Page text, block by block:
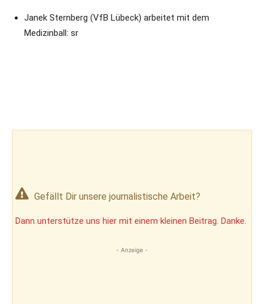
Janek Sternberg (VfB Lübeck) arbeitet mit dem
Medizinball: sr
Gefällt Dir unsere journalistische Arbeit?
Dann unterstütze uns hier mit einem kleinen Beitrag. Danke.
- Anzeige -